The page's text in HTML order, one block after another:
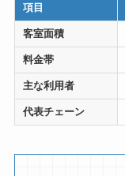
項目
客室面積
料金帯
主な利用者
代表チェーン